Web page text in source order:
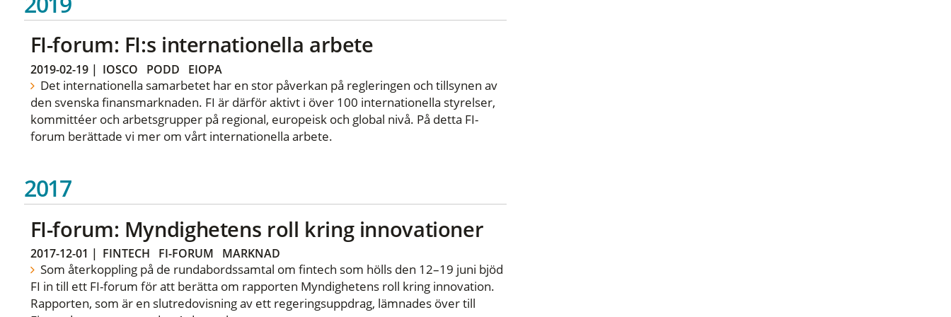
FI-forum: FI:s internationella arbete
2019-02-19| IOSCO PODD EIOPA
Det internationella samarbetet har en stor påverkan på regleringen och tillsynen av
den svenska finansmarknaden. FI är därför aktivt i över 100 internationella styrelser,
kommittéer och arbetsgrupper på regional, europeisk och global nivå. På detta FI-
forum berättade vi mer om vårt internationella arbete.
2017
FI-forum: Myndighetens roll kring innovationer
2017-12-01 | FINTECH FI-FORUM MARKNAD
Som återkoppling på de rundabordssamtal om fintech som hölls den 12–19 juni bjöd
FI in till ett FI-forum för att berätta om rapporten Myndighetens roll kring innovation.
Rapporten, som är en slutredovisning av ett regeringsuppdrag, lämnades över till